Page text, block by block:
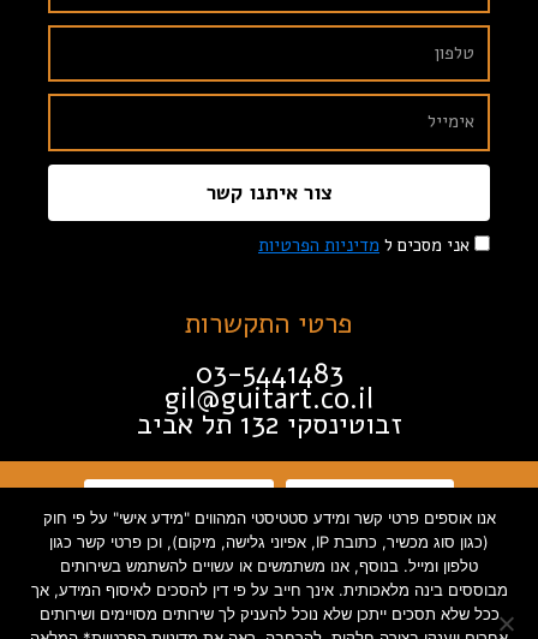
אני מסכים ל מדיניות הפרטיות
צור איתנו קשר
פרטי התקשרות
03-5441483
gil@guitart.co.il
זבוטינסקי 132 תל אביב
הצהרת נגישות
מדיניות פרטיות
אנו אוספים פרטי קשר ומידע סטטיסטי המהווים "מידע אישי" על פי חוק
(כגון סוג מכשיר, כתובת IP, אפיוני גלישה, מיקום), וכן פרטי קשר כגון
טלפון ומייל. בנוסף, אנו משתמשים או עשויים להשתמש בשירותים
מבוססים בינה מלאכותית. אינך חייב על פי דין להסכים לאיסוף המידע, אך
ככל שלא תסכים ייתכן שלא נוכל להעניק לך שירותים מסויימים ושירותים